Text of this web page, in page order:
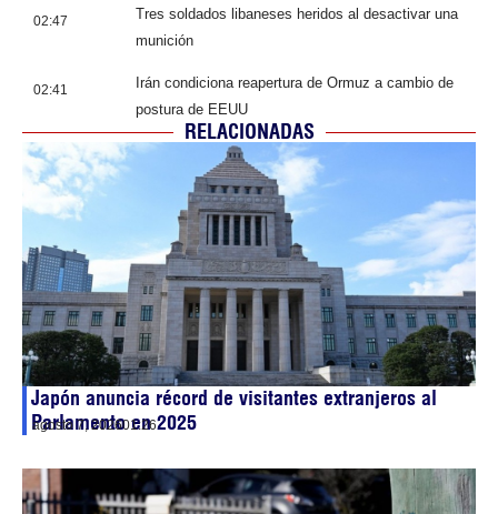
02:47
Tres soldados libaneses heridos al desactivar una
munición
02:41
Irán condiciona reapertura de Ormuz a cambio de
postura de EEUU
RELACIONADAS
Japón anuncia récord de visitantes extranjeros al
Parlamento en 2025
agosto 7, 202601:26